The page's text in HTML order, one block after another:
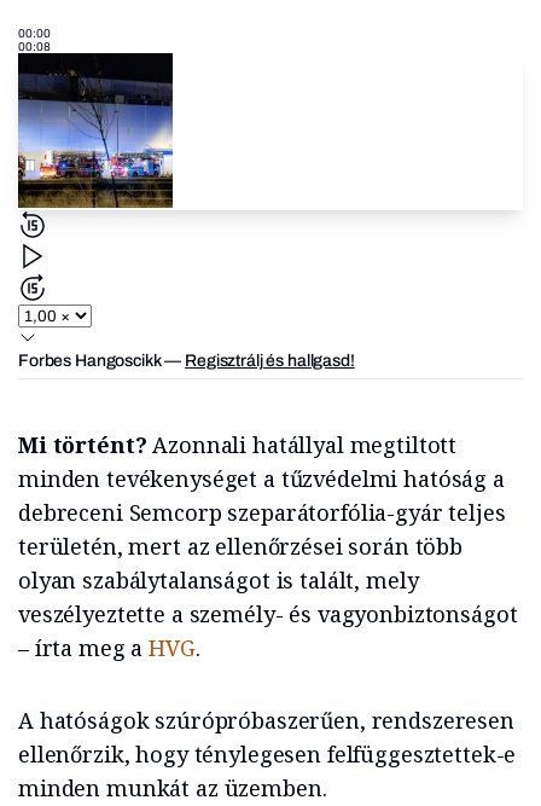
00:00
00:08
Forbes Hangoscikk— Regisztrálj és hallgasd!
Mi történt? Azonnali hatállyal megtiltott
minden tevékenységet a tűzvédelmi hatóság a
debreceni Semcorp szeparátorfólia-gyár teljes
területén, mert az ellenőrzései során több
olyan szabálytalanságot is talált, mely
veszélyeztette a személy- és vagyonbiztonságot
– írta meg aHVG.
A hatóságok szúrópróbaszerűen, rendszeresen
ellenőrzik, hogy ténylegesen felfüggesztettek-e
minden munkát az üzemben.